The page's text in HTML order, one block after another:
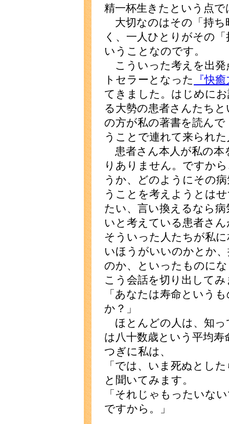
精一杯生きたという点
大切なのはその「持ち
く、一人ひとりがその
いうことなのです。
こういった考えを出発
トセラーとなった
『快
てきました。はじめに
る大勢の患者さんたち
の方が私の著書を読ん
うことで連れて来られ
患者さん本人が私の本
りありません。ですか
うか、どのようにその
うことを考えようとは
たい、言い換えるなら
いと考えている患者さ
そういった人たちが私
いほうがいいのかとか
のか、といったものに
こう会話を切り出してみ
「あなたは寿命という
か？」
ほとんどの人は、知っ
は八十数歳という平均
つぎに私は、
「では、いま死ぬとし
と聞いてみます。
「それじゃもったいな
ですから。」